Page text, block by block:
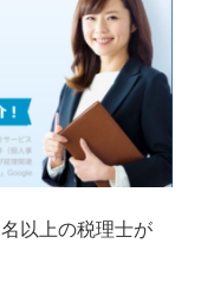
以上の税理士が